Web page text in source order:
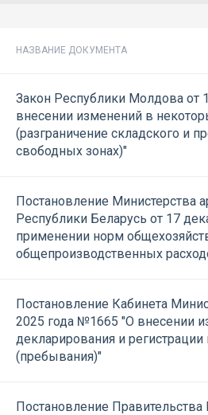
НАЗВАНИЕ ДОКУМЕНТА
Закон Республики Молдова от
внесении изменений в
(разграничение складского и
свободных зонах)"
Постановление Министерства
Республики Беларусь от 17
применении норм
общепроизводственных
Постановление Кабинета
2025 года №1665 "О внесении
декларирования и
(пребывания)"
Постановление Правительства